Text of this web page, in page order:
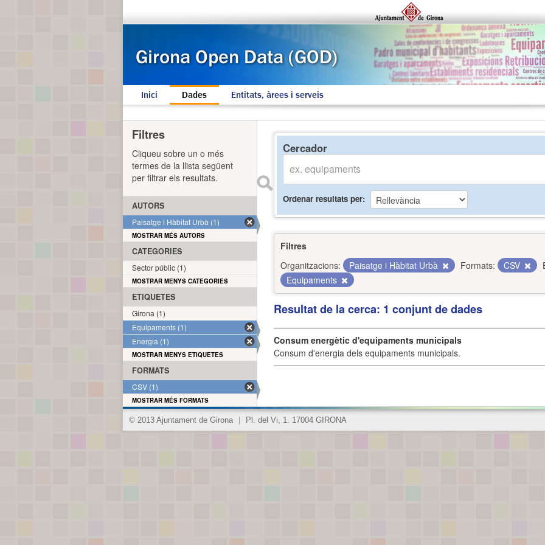
Inici Dades Entitats, àrees i serveis
Cercador
Ordenar resultats per
Filtres
Organitzacions:
Paisatge i Hàbitat Urbà Formats: CSV
Equipaments
Resultat de la cerca: 1 conjunt de dades
Consum energètic d'equipaments municipals
Consum d'energia dels equipaments municipals.
Filtres
Cliqueu sobre un o més
termes de la llista següent
per filtrar els resultats.
AUTORS
Paisatge i Hàbitat Urbà (1)
MOSTRAR MÉS AUTORS
CATEGORIES
Sector públic (1)
MOSTRAR MENYS CATEGORIES
ETIQUETES
Girona (1)
Equipaments (1)
Energia (1)
MOSTRAR MENYS ETIQUETES
FORMATS
CSV (1)
MOSTRAR MÉS FORMATS
© 2013 Ajuntament de Girona Pl. del Vi, 1. 17004 GIRONA